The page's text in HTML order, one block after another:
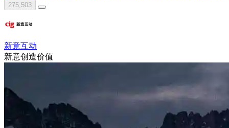
275,503
新意互动
新意创造价值